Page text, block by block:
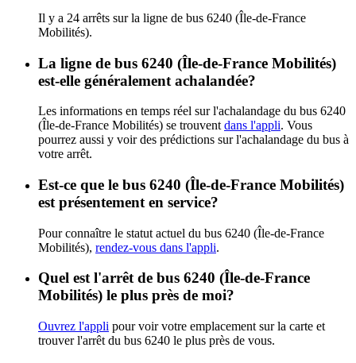
Il y a 24 arrêts sur la ligne de bus 6240 (Île-de-France
Mobilités).
La ligne de bus 6240 (Île-de-France Mobilités)
est-elle généralement achalandée?
Les informations en temps réel sur l'achalandage du bus 6240
(Île-de-France Mobilités) se trouvent dans l'appli. Vous
pourrez aussi y voir des prédictions sur l'achalandage du bus à
votre arrêt.
Est-ce que le bus 6240 (Île-de-France Mobilités)
est présentement en service?
Pour connaître le statut actuel du bus 6240 (Île-de-France
Mobilités), rendez-vous dans l'appli.
Quel est l'arrêt de bus 6240 (Île-de-France
Mobilités) le plus près de moi?
Ouvrez l'appli pour voir votre emplacement sur la carte et
trouver l'arrêt du bus 6240 le plus près de vous.